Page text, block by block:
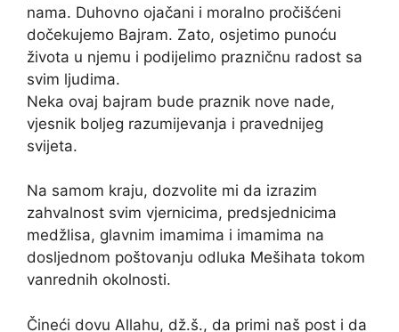
nama. Duhovno ojačani i moralno pročišćeni
dočekujemo Bajram. Zato, osjetimo punoću
života u njemu i podijelimo prazničnu radost sa
svim ljudima.
Neka ovaj bajram bude praznik nove nade,
vjesnik boljeg razumijevanja i pravednijeg
svijeta.
Na samom kraju, dozvolite mi da izrazim
zahvalnost svim vjernicima, predsjednicima
medžlisa, glavnim imamima i imamima na
dosljednom poštovanju odluka Mešihata tokom
vanrednih okolnosti.
Čineći dovu Allahu, dž.š., da primi naš post i da